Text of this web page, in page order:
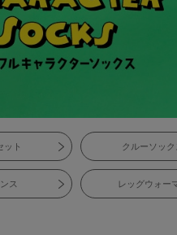
ット クルーソック
ス レッグウォー